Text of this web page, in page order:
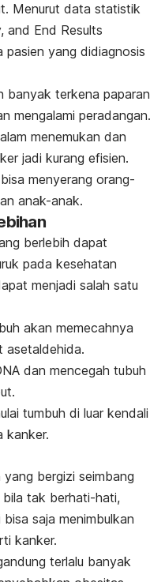
Menurut data statistik
and End Results
pasien yang didiagnosis
banyak terkena paparan
mengalami peradangan.
menemukan dan
jadi kurang efisien.
menyerang orang-
anak-anak.
berlebih dapat
pada kesehatan
menjadi salah satu
akan memecahnya
asetaldehida.
dan mencegah tubuh
tumbuh di luar kendali
kanker.
bergizi seimbang
bila tak berhati-hati,
saja menimbulkan
kanker.
terlalu banyak